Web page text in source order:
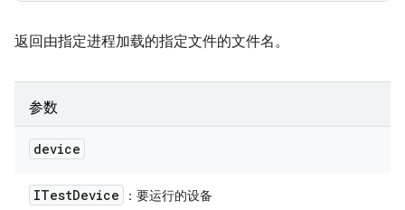
返回由指定进程加载的指定文件的文件名。
参数
device
ITestDevice ：要运行的设备